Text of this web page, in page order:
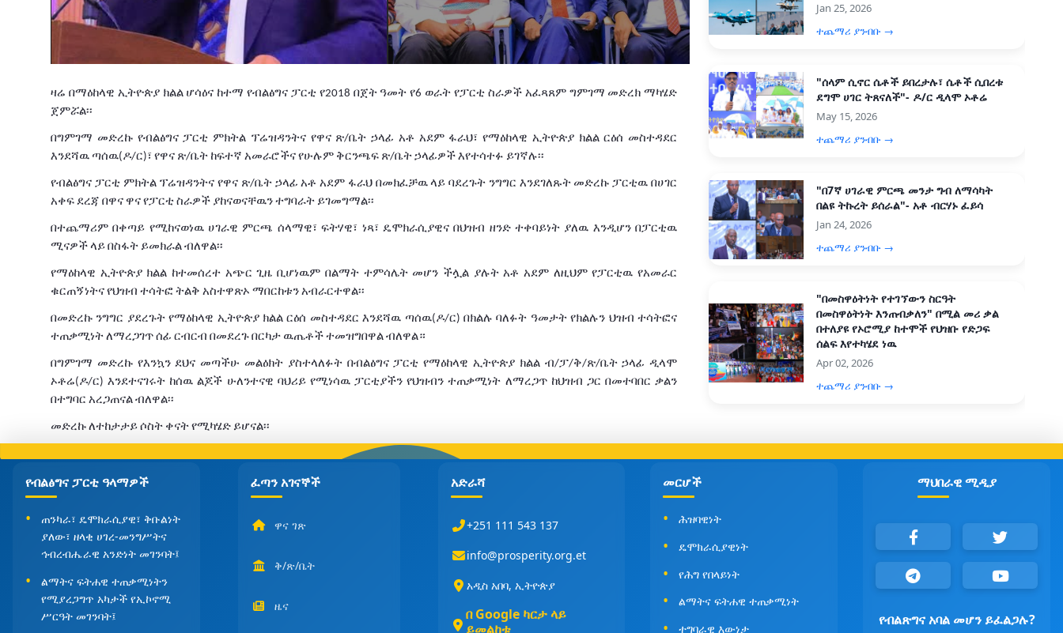
ዛሬ በማዕከላዊ ኢትዮጵያ ክልል ሆሳዕና ከተማ የብልፅግና ፓርቲ የ2018 በጀት ዓመት የ6 ወራት የፓርቲ ስራዎች አፈጻጸም ግምገማ መድረክ ማካሄድ
ጀምሯል፡፡
በግምገማ መድረኩ የብልፅግና ፓርቲ ምክትል ፕሬዝዳንትና የዋና ጽ/ቤት ኃላፊ አቶ አደም ፋራህ፣ የማዕከላዊ ኢትዮጵያ ክልል ርዕሰ መስተዳደር
እንደሻዉ ጣሰዉ(ዶ/ር)፣ የዋና ጽ/ቤት ከፍተኛ አመራሮችናየሁሉም ቅርንጫፍ ጽ/ቤትኃላፊዎችእየተሳተፉ ይገኛሉ፡፡
የብልፅግና ፓርቲ ምክትል ፕሬዝዳንትና የዋና ጽ/ቤት ኃላፊ አቶ አደም ፋራህ በመክፈቻዉ ላይ ባደረጉት ንግግር እንደገለጹት መድረኩ ፓርቲዉ በሀገር
አቀፍ ደረጃ በዋናዋናየፓርቲስራዎች ያከናወናቸዉንተግባራት ይገመግማል፡፡
በተጨማሪም በቀጣይ የሚከናወነዉ ሀገራዊ ምርጫ ሰላማዊ፣ ፍትሃዊ፣ ነጻ፣ ዴሞክራሲያዊና በህዝብ ዘንድ ተቀባይነት ያለዉ እንዲሆን በፓርቲዉ
ሚናዎች ላይበስፋት ይመክራልብለዋል፡፡
የማዕከላዊ ኢትዮጵያ ክልል ከተመሰረተ አጭር ጊዜ ቢሆነዉም በልማት ተምሳሌት መሆን ችሏል ያሉት አቶ አደም ለዚህም የፓርቲዉ የአመራር
ቁርጠኝነትናየህዝብ ተሳትፎ ትልቅ አስተዋጽኦ ማበርከቱንአብራርተዋል፡፡
በመድረኩ ንግግር ያደረጉት የማዕከላዊ ኢትዮጵያ ክልል ርዕሰ መስተዳደር እንደሻዉ ጣሰዉ(ዶ/ር)በክልሉ ባለፉት ዓመታት የክልሉን ህዝብ ተሳትፎና
ተጠቃሚነትለማረጋገጥሰፊ ርብርብ በመደረጉበርካታ ዉጤቶችተመዝግበዋልብለዋል።
በግምገማ መድረኩ የእንኳን ደህና መጣችሁ መልዕክት ያስተላለፉት በብልፅግና ፓርቲ የማዕከላዊ ኢትዮጵያ ክልል ብ/ፓ/ቅ/ጽ/ቤት ኃላፊ ዲላሞ
ኦቶሬ(ዶ/ር)እንደተናገሩት ከሰዉ ልጆች ሁለንተናዊ ባህሪይ የሚነሳዉ ፓርቲያችን የህዝብን ተጠቃሚነት ለማረጋጥ ከህዝብ ጋር በመተባበር ቃልን
በተግባር አረጋጠናልብለዋል፡፡
መድረኩለተከታታይሶስት ቀናትየሚካሄድ ይሆናል፡፡
Jan 25, 2026
ተጨማሪ ያንብቡ →
"ሰላም ሲኖር ሴቶች ይበረታሉ፣ ሴቶች ሲበረቱ
ደግሞ ሀገር ትጸናለች"- ዶ/ር ዲላሞ ኦቶሬ
May 15, 2026
ተጨማሪ ያንብቡ →
"በ7ኛ ሀገራዊ ምርጫ መንታ ግብ ለማሳካት
በልዩ ትኩረት ይሰራል"- አቶ ብርሃኑ ፈይሳ
Jan 24, 2026
ተጨማሪ ያንብቡ →
"በመስዋዕትነት የተገኘውን ስርዓት
በመስዋዕትነት እንጠብቃለን" በሚል መሪ ቃል
በተለያዩ የኦሮሚያ ከተሞች የህዝቡ የድጋፍ
ሰልፍ እየተካሄደ ነዉ
Apr 02, 2026
ተጨማሪ ያንብቡ →
የብልፅግና ፓርቲ ዓላማዎች
ጠንካራ፣ ዴሞክራሲያዊ፣ ቅቡልነት
ያለው፣ ዘላቂ ሀገረ-መንግሥትና
ኅብረብሔራዊ አንድነት መገንባት፤
ልማትና ፍትሐዊ ተጠቃሚነትን
የሚያረጋግጥ አካታች የኢኮኖሚ
ሥርዓት መገንባት፤
ፈጣን አገናኞች
ዋና ገጽ
ቅ/ጽ/ቤት
ዜና
አድራሻ
+251 111 543 137
info@prosperity.org.et
አዲስ አበባ, ኢትዮጵያ
በ Google ካርታ ላይ
ይመልከቱ
መርሆች
ሕዝባዊነት
ዴሞክራሲያዊነት
የሕግ የበላይነት
ልማትና ፍትሐዊ ተጠቃሚነት
ተግባራዊ እውነታ
ማህበራዊ ሚዲያ
የብልጽግና አባል መሆን ይፈልጋሉ?